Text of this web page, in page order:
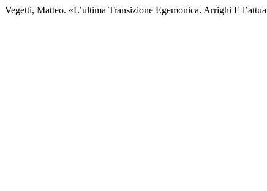
Vegetti, Matteo. «L’ultima Transizione Egemonica. Arrighi E